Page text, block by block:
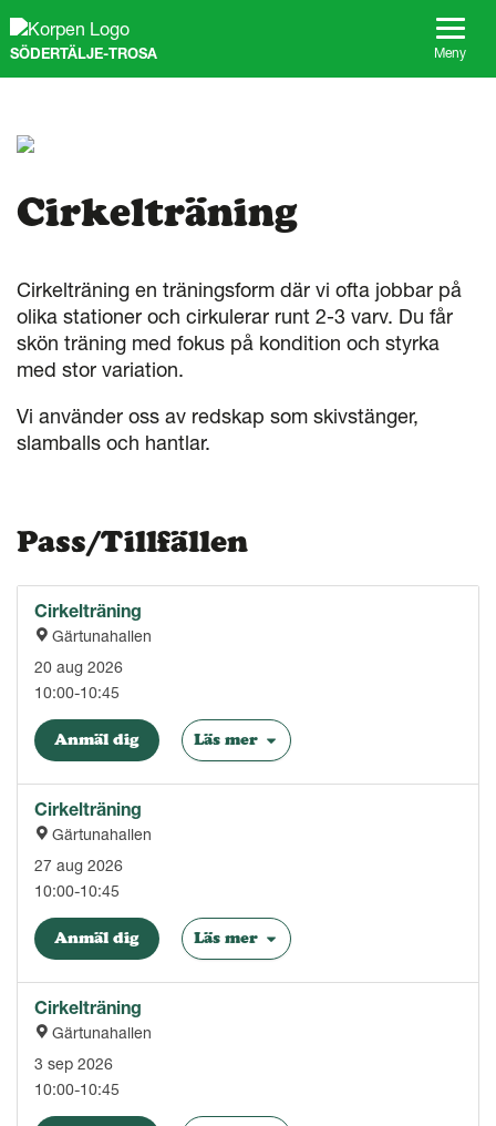
i
SÖDERTÄLJE-TROSA Meny
Cirkelträning
Cirkelträning en träningsform där vi ofta jobbar på
olika stationer och cirkulerar runt 2-3 varv. Du får
skön träning med fokus på kondition och styrka
med stor variation.
Vi använder oss av redskap som skivstänger,
slamballs och hantlar.
Pass/Tillfällen
Cirkelträning
Gärtunahallen
20 aug 2026
10:00-10:45
Anmäl dig Läs mer
Cirkelträning
Gärtunahallen
27 aug 2026
10:00-10:45
Anmäl dig Läs mer
Cirkelträning
Gärtunahallen
3 sep 2026
10:00-10:45